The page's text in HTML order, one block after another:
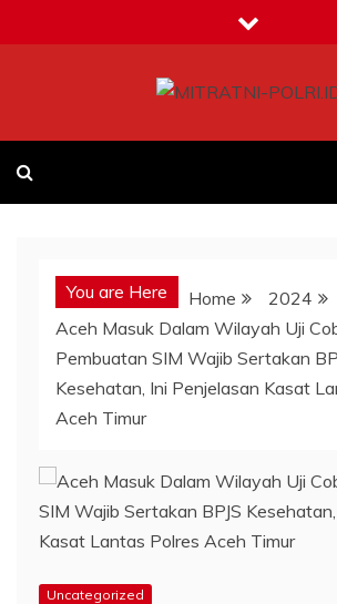
to
You are Here Home 2024
Aceh Masuk Dalam Wilayah Uji
Pembuatan SIM Wajib Sertakan
Kesehatan, Ini Penjelasan Kasat
Aceh Timur
Uncategorized